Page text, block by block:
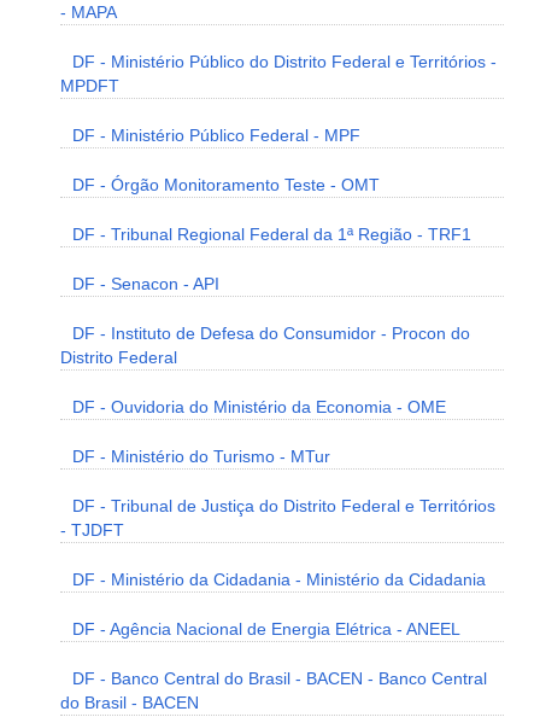
- MAPA
DF - Ministério Público do Distrito Federal e Territórios -
MPDFT
DF - Ministério Público Federal - MPF
DF - Órgão Monitoramento Teste - OMT
DF - Tribunal Regional Federal da 1ª Região - TRF1
DF - Senacon - API
DF - Instituto de Defesa do Consumidor - Procon do
Distrito Federal
DF - Ouvidoria do Ministério da Economia - OME
DF - Ministério do Turismo - MTur
DF - Tribunal de Justiça do Distrito Federal e Territórios
- TJDFT
DF - Ministério da Cidadania - Ministério da Cidadania
DF - Agência Nacional de Energia Elétrica - ANEEL
DF - Banco Central do Brasil - BACEN - Banco Central
do Brasil - BACEN